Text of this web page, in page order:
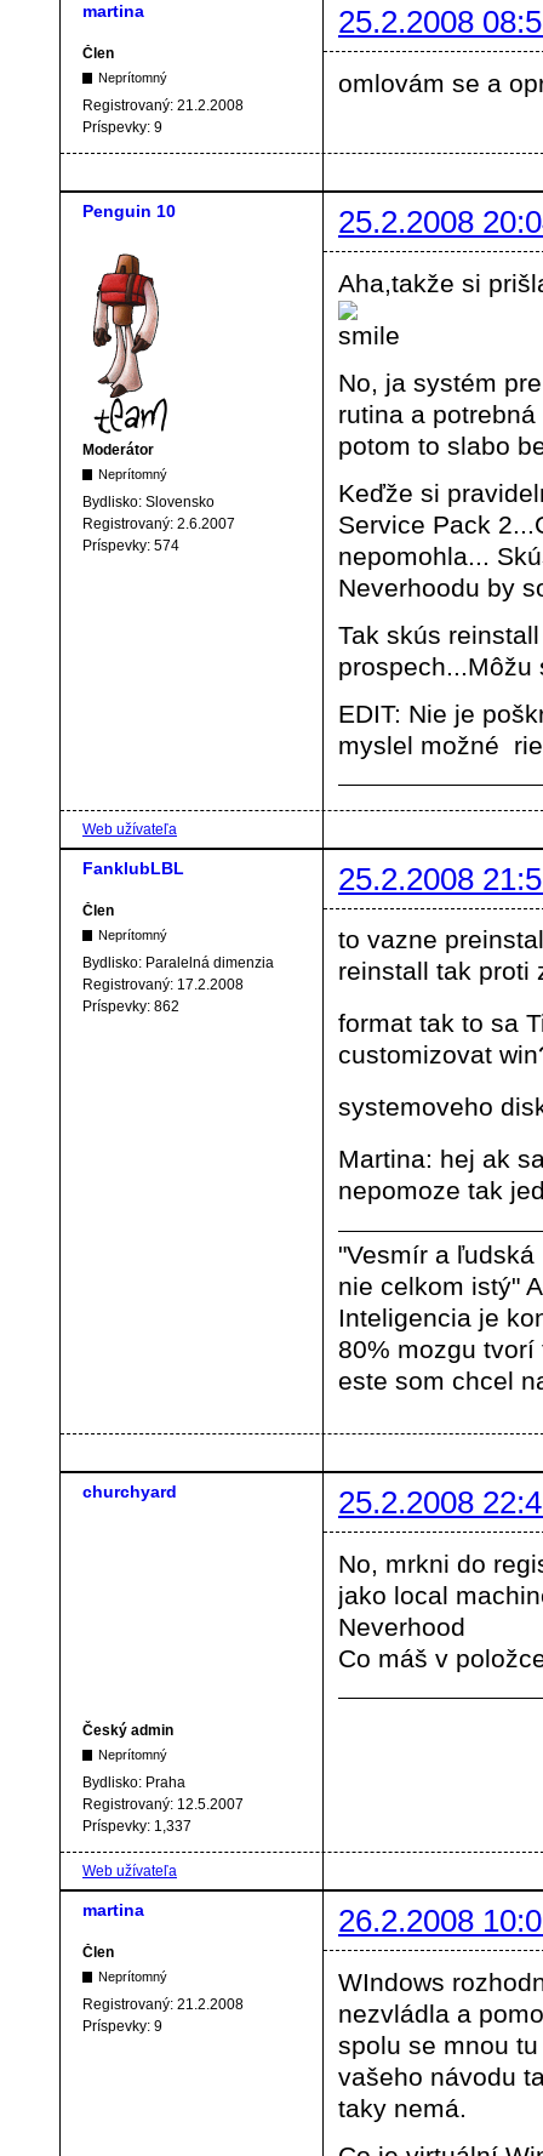
martina 25.2.2008
Člen
Neprítomný
Registrovaný: 21.2.2008
Príspevky: 9
omlovám se a
Penguin 10 25.2.2008
Moderátor
Neprítomný
Bydlisko: Slovensko
Registrovaný: 2.6.2007
Príspevky: 574
Aha,takže si
No, ja systém
rutina a
potom to slabo
Keďže si
Service Pack
nepomohla...
Neverhoodu by
Tak skús
prospech...Môžu
EDIT: Nie je
myslel možné
Web užívateľa
FanklubLBL 25.2.2008
Člen
Neprítomný
Bydlisko: Paralelná dimenzia
Registrovaný: 17.2.2008
Príspevky: 862
to vazne
reinstall tak proti
format tak to sa
customizovat
systemoveho
Martina: hej ak
nepomoze tak
"Vesmír a
nie celkom istý"
Inteligencia je
80% mozgu
este som chcel
churchyard 25.2.2008
Český admin
Neprítomný
Bydlisko: Praha
Registrovaný: 12.5.2007
Príspevky: 1,337
No, mrkni do
jako local
Neverhood
Co máš v
Web užívateľa
martina 26.2.2008
Člen
Neprítomný
Registrovaný: 21.2.2008
Príspevky: 9
WIndows
nezvládla a
spolu se mnou
vašeho návodu
taky nemá.